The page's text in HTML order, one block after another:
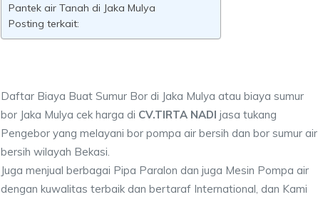
Pantek air Tanah di Jaka Mulya
Posting terkait:
Daftar Biaya Buat Sumur Bor di Jaka Mulya atau biaya sumur
bor Jaka Mulya cek harga di CV.TIRTA NADI jasa tukang
Pengebor yang melayani bor pompa air bersih dan bor sumur air
bersih wilayah Bekasi.
Juga menjual berbagai Pipa Paralon dan juga Mesin Pompa air
dengan kuwalitas terbaik dan bertaraf International, dan Kami